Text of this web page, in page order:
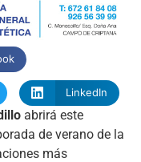
LinkedIn
abrirá este
de verano de la
más